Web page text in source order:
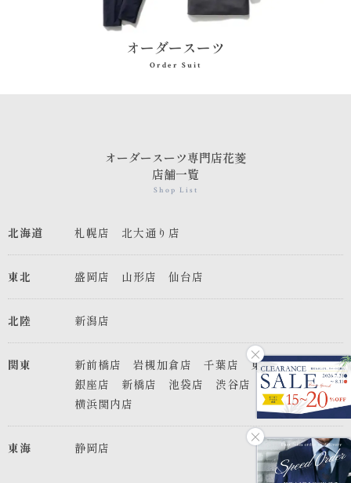
オーダースーツ
Order Suit
オーダースーツ専門店花菱
店舗一覧
Shop List
北海道 札幌店 北大通り店
東北 盛岡店 山形店 仙台店
北陸 新潟店
関東 新前橋店 岩槻加倉店 千葉店
東京店
銀座店
新橋店 池袋店 渋谷店
八王子店
横浜関内店
東海 静岡店